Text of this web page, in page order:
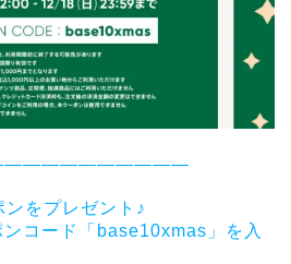
——————————
をプレゼント♪
コード「base10xmas」
を入